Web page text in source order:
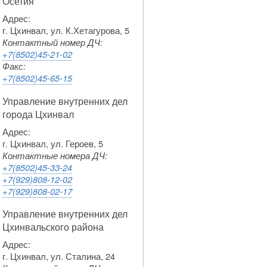
Адрес:
г. Цхинвал, ул. К.Хетагурова, 5
Контактный номер ДЧ:
+7(8502)45-21-02
Факс:
+7(8502)45-65-15
Управление внутренних дел
города Цхинвал
Адрес:
г. Цхинвал, ул. Героев, 5
Контактные номера ДЧ:
+7(8502)45-33-24
+7(929)808-12-02
+7(929)808-02-17
Управление внутренних дел
Цхинвальского района
Адрес:
г. Цхинвал, ул. Сталина, 24